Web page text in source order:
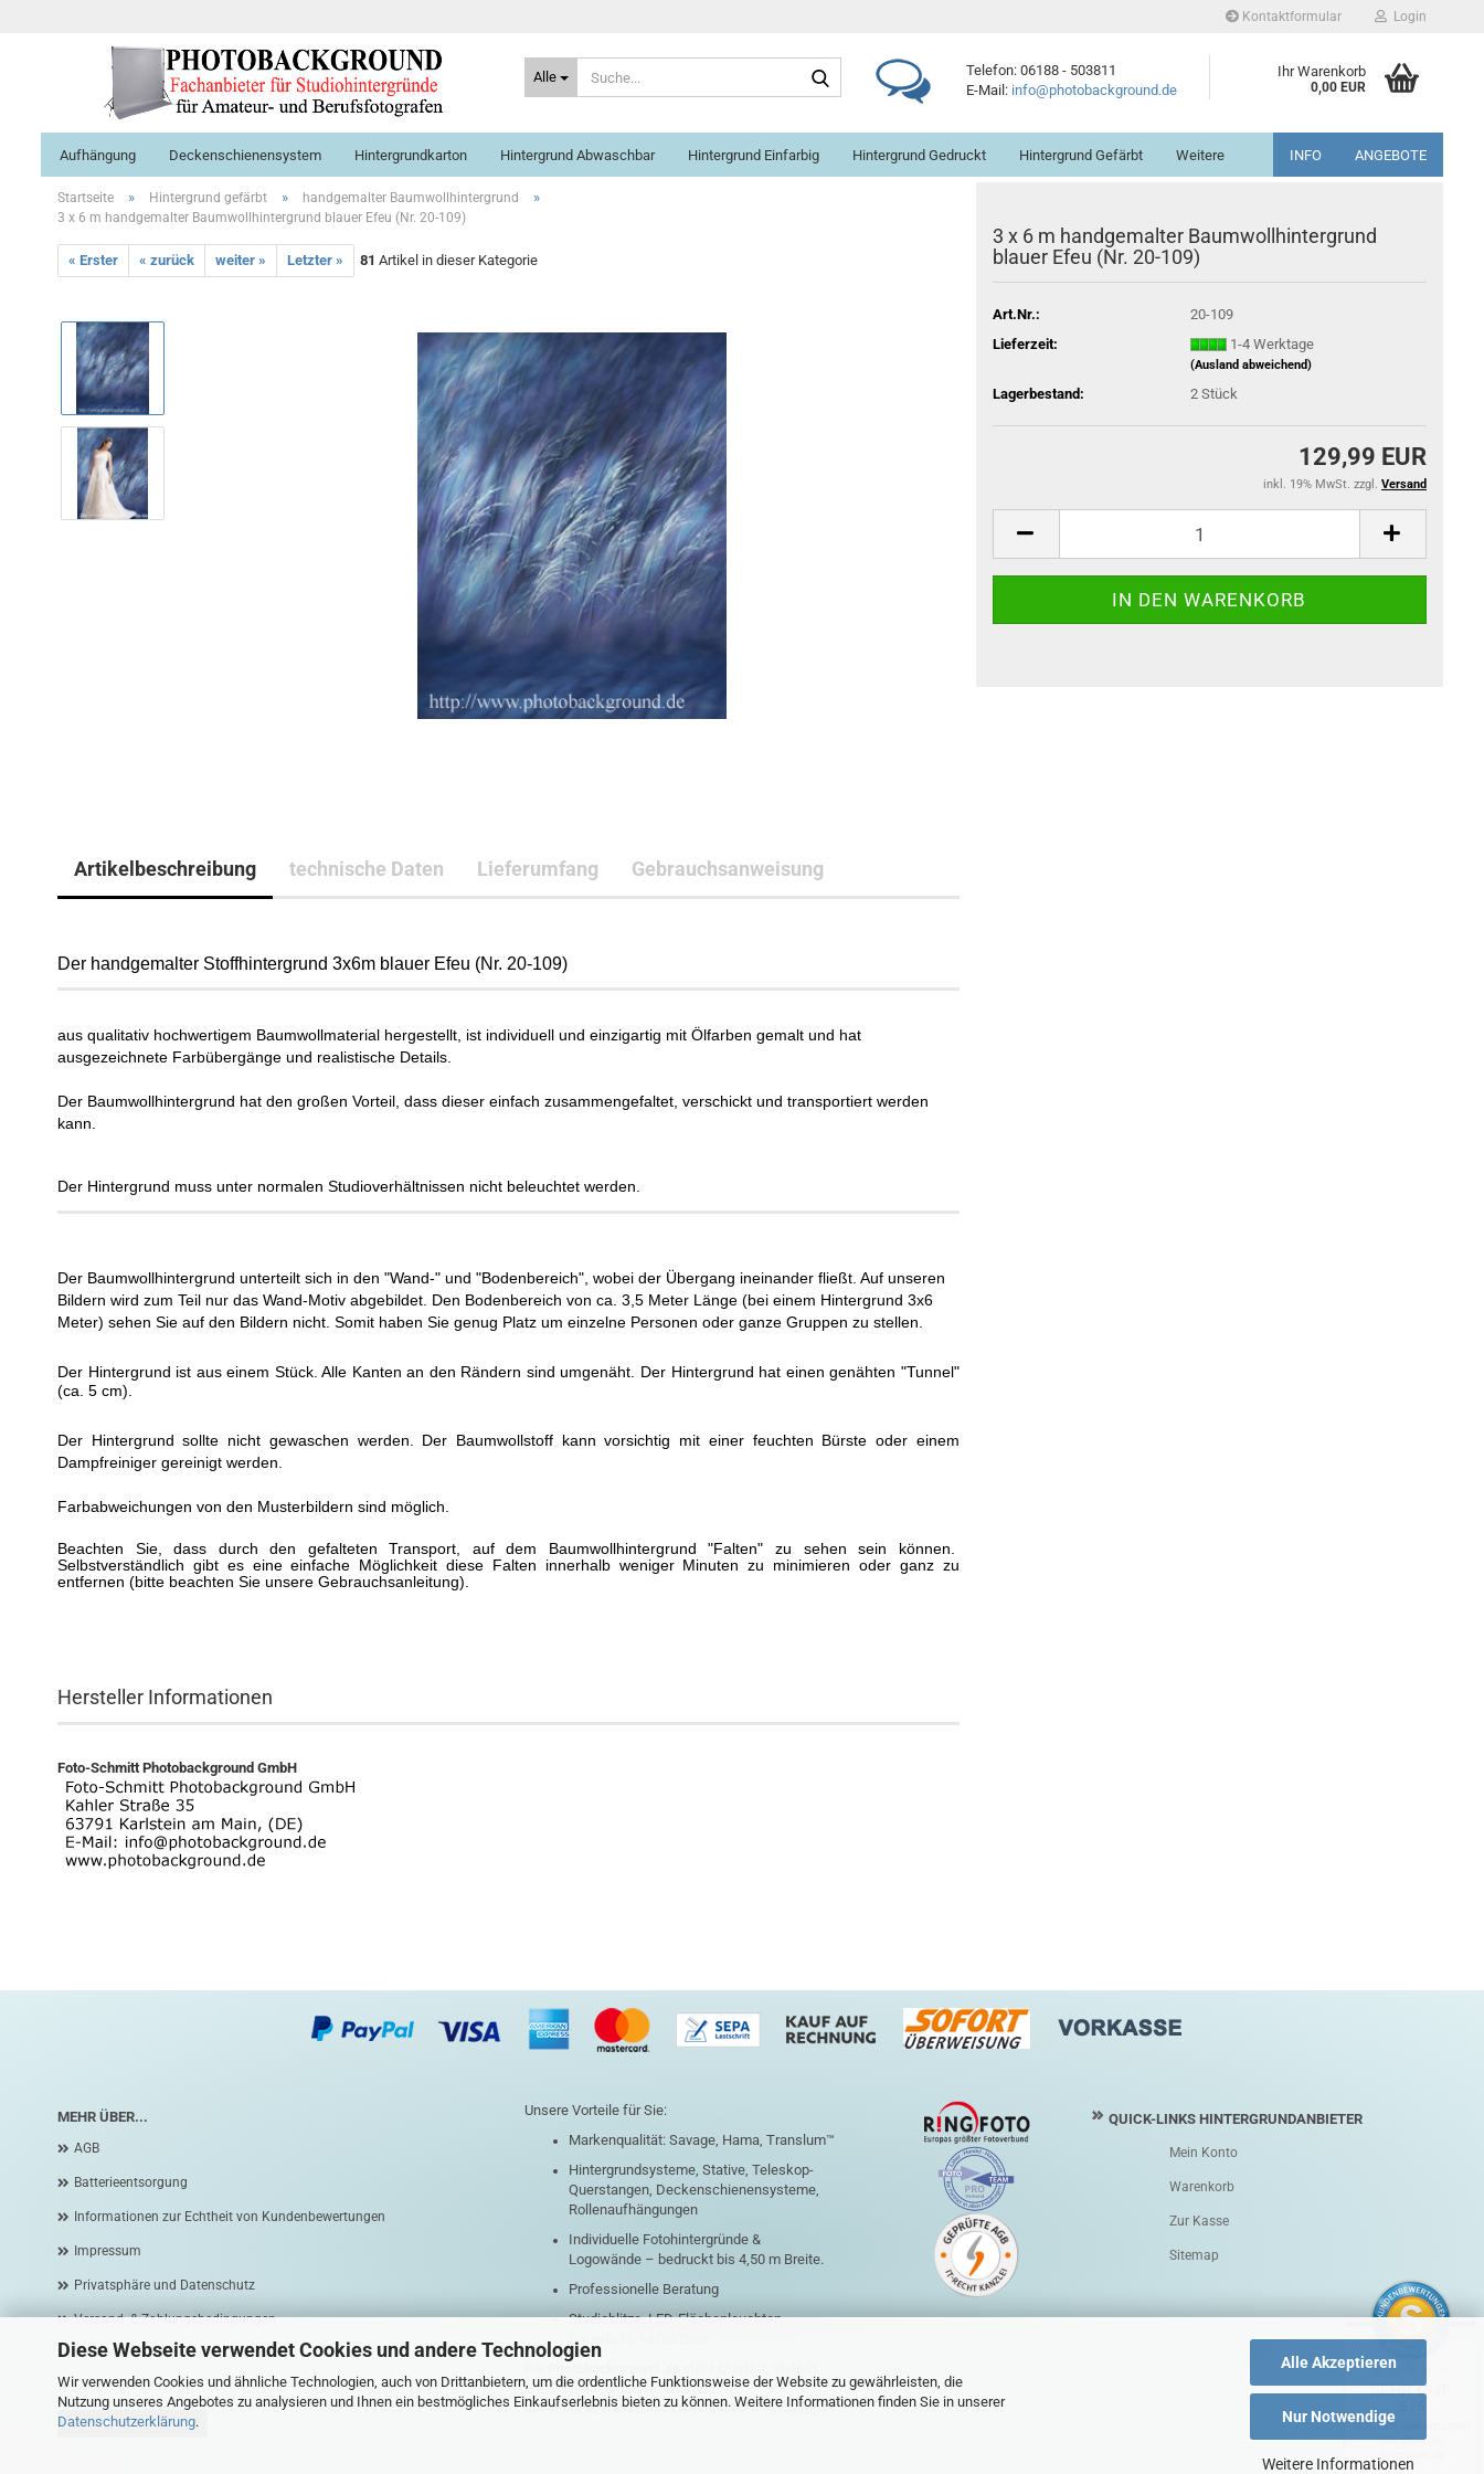
Diese Webseite verwendet Cookies und andere Technologien
Wir verwenden Cookies und ähnliche Technologien, auch von Drittanbietern, um die ordentliche Funktionsweise der Website zu gewährleisten, die
Nutzung unseres Angebotes zu analysieren und Ihnen ein bestmögliches Einkaufserlebnis bieten zu können. Weitere Informationen finden Sie in unserer
Datenschutzerklärung.
Alle Akzeptieren
Nur Notwendige
Weitere Informationen
Kontaktformular Login
Alle
Suche...
Telefon: 06188 - 503811
E-Mail: info@photobackground.de
Ihr Warenkorb
0,00 EUR
Aufhängung Deckenschienensystem Hintergrundkarton Hintergrund Abwaschbar Hintergrund Einfarbig Hintergrund Gedruckt Hintergrund Gefärbt INFO ANGEBOTE
Weitere
Startseite » Hintergrund gefärbt » handgemalter Baumwollhintergrund »
3 x 6 m handgemalter Baumwollhintergrund blauer Efeu (Nr. 20-109)
« Erster « zurück weiter » Letzter » 81 Artikel in dieser Kategorie
3 x 6 m handgemalter Baumwollhintergrund
blauer Efeu (Nr. 20-109)
Art.Nr.:
20-109
Lieferzeit:
1-4 Werktage
(Ausland abweichend)
Lagerbestand: 2 Stück
129,99 EUR
inkl. 19% MwSt. zzgl. Versand
Artikelbeschreibung technische Daten Lieferumfang Gebrauchsanweisung
Der handgemalter Stoffhintergrund 3x6m blauer Efeu (Nr. 20-109)
aus qualitativ hochwertigem Baumwollmaterial hergestellt, ist individuell und einzigartig mit Ölfarben gemalt und hat
ausgezeichnete Farbübergänge und realistische Details.
Der Baumwollhintergrund hat den großen Vorteil, dass dieser einfach zusammengefaltet, verschickt und transportiert werden
kann.
Der Hintergrund muss unter normalen Studioverhältnissen nicht beleuchtet werden.
Der Baumwollhintergrund unterteilt sich in den "Wand-" und "Bodenbereich", wobei der Übergang ineinander fließt. Auf unseren
Bildern wird zum Teil nur das Wand-Motiv abgebildet. Den Bodenbereich von ca. 3,5 Meter Länge (bei einem Hintergrund 3x6
Meter) sehen Sie auf den Bildern nicht. Somit haben Sie genug Platz um einzelne Personen oder ganze Gruppen zu stellen.
Der Hintergrund ist aus einem Stück. Alle Kanten an den Rändern sind umgenäht. Der Hintergrund hat einen genähten "Tunnel"
(ca. 5 cm).
Der Hintergrund sollte nicht gewaschen werden. Der Baumwollstoff kann vorsichtig mit einer feuchten Bürste oder einem
Dampfreiniger gereinigt werden.
Farbabweichungen von den Musterbildern sind möglich.
Beachten Sie, dass durch den gefalteten Transport, auf dem Baumwollhintergrund "Falten" zu sehen sein können.
Selbstverständlich gibt es eine einfache Möglichkeit diese Falten innerhalb weniger Minuten zu minimieren oder ganz zu
entfernen (bitte beachten Sie unsere Gebrauchsanleitung).
Hersteller Informationen
Foto-Schmitt Photobackground GmbH
MEHR ÜBER...
AGB
Batterieentsorgung
Informationen zur Echtheit von Kundenbewertungen
Impressum
Privatsphäre und Datenschutz
Versand- & Zahlungsbedingungen
Widerrufsrecht & Widerrufsformular
Cookie Einstellungen
Unsere Vorteile für Sie:
Markenqualität: Savage, Hama, Translum™
Hintergrundsysteme, Stative, Teleskop-
Querstangen, Deckenschienensysteme,
Rollenaufhängungen
Individuelle Fotohintergründe &
Logowände – bedruckt bis 4,50 m Breite.
Professionelle Beratung
Studioblitze, LED-Flächenleuchten,
Dauerlicht, Reflektoren
und Zuverlässigkeit im Fokus – für
beeindruckende Aufnahmen und kreative Setups.
QUICK-LINKS HINTERGRUNDANBIETER
Mein Konto
Warenkorb
Zur Kasse
Sitemap
Vertrag widerrufen
SEHR GUT
aus 195 Bewertungen
bei: ebay.de,